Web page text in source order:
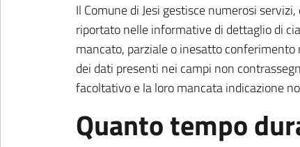
Il Comune di Jesi gestisce numerosi
riportato nelle informative di dettaglio di
mancato, parziale o inesatto
dei dati presenti nei campi non
facoltativo e la loro mancata indicazione
Quanto tempo